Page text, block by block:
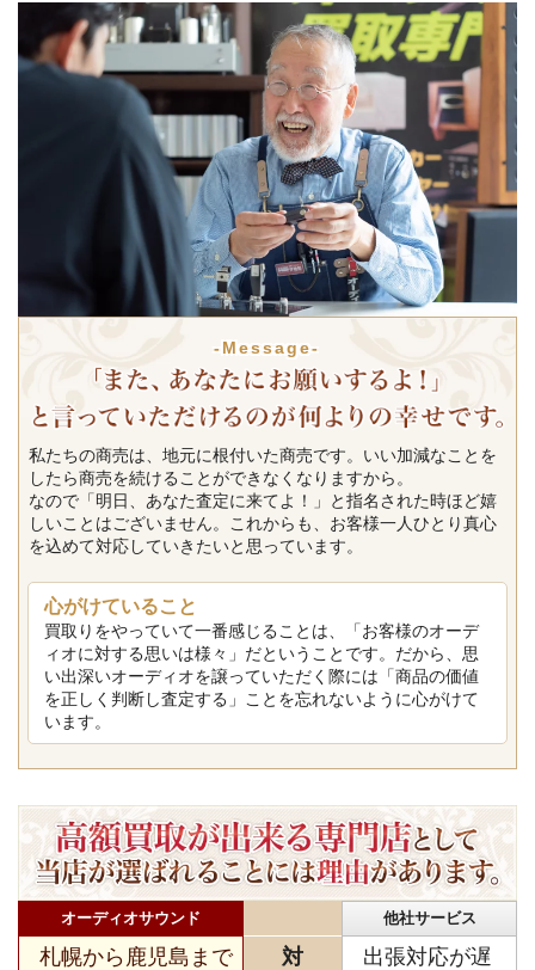
-Message-
私たちの商売は、地元に根付いた商売です。いい加減なことを
したら商売を続けることができなくなりますから。
なので「明日、あなた査定に来てよ！」と指名された時ほど嬉
しいことはございません。これからも、お客様一人ひとり真心
を込めて対応していきたいと思っています。
心がけていること
買取りをやっていて一番感じることは、「お客様のオーデ
ィオに対する思いは様々」だということです。だから、思
い出深いオーディオを譲っていただく際には「商品の価値
を正しく判断し査定する」ことを忘れないように心がけて
います。
オーディオサウンド 他社サービス
札幌から鹿児島まで
対
出張対応が遅